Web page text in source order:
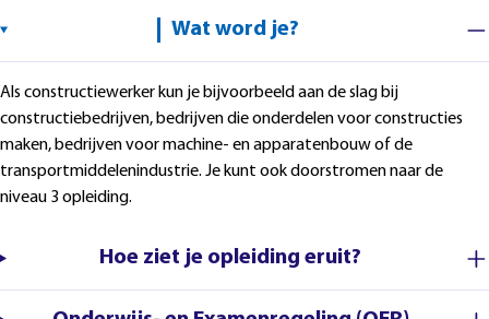
Wat word je?
Als constructiewerker kun je bijvoorbeeld aan de slag bij
constructiebedrijven, bedrijven die onderdelen voor constructies
maken, bedrijven voor machine- en apparatenbouw of de
transportmiddelenindustrie. Je kunt ook doorstromen naar de
niveau 3 opleiding.
Hoe ziet je opleiding eruit?